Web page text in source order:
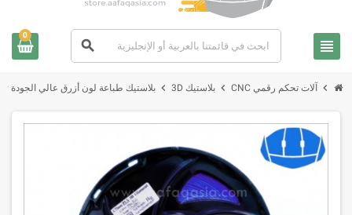
view_headline
search
0
chevron_right آلات تحكم رقمي CNC chevron_right بلاستيك 3D chevron_right بلاستيك طباعة لون أزرق عالي الجودة Blue Color 1KG PLA 3D Filament 1.75mm 195-220C High Quality